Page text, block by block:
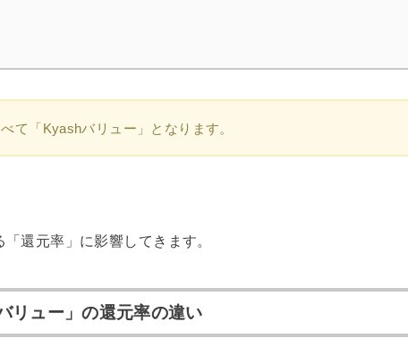
て「Kyashバリュー」となります。
還元率」に影響してきます。
リュー」の還元率の違い